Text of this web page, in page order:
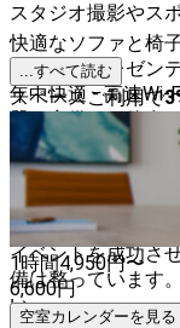
スタジオ撮影やスポーツ
快適なソファと椅
ーンでのプレゼン
年中快適 - 高速Wi-
器も完備で、飲食の準備も簡単 📏
㎡で最大50名様ま
生環境 - テレビも
💰料金プラン -
規模や内容に応じて柔軟に対応 この
イベントを成功さ
備は整っています
い。
...すべて読む
スペースご利用で3
1時間4,950円〜
6,600円
空室カレンダーを見る